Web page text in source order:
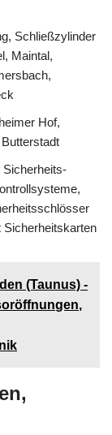
Schließzylinder
Maintal,
Hof,
Sicherheits-
(Taunus) -